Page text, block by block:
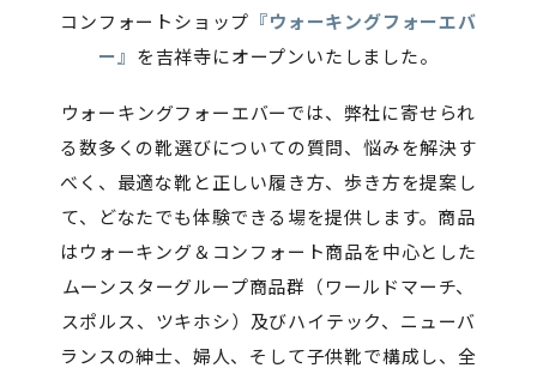
コンフォートショップ 『ウォーキングフォーエバ
ー』 を吉祥寺にオープンいたしました。
ウォーキングフォーエバーでは、弊社に寄せられ
る数多くの靴選びについての質問、悩みを解決す
べく、最適な靴と正しい履き方、歩き方を提案し
て、どなたでも体験できる場を提供します。商品
はウォーキング＆コンフォート商品を中心とした
ムーンスターグループ商品群（ワールドマーチ、
スポルス、ツキホシ）及びハイテック、ニューバ
ランスの紳士、婦人、そして子供靴で構成し、全